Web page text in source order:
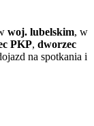
woj. lubelskim, w
PKP, dworzec
na spotkania i